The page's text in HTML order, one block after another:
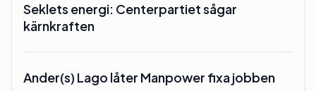
Seklets energi: Centerpartiet sågar
kärnkraften
Ander(s) Lago låter Manpower fixa jobben